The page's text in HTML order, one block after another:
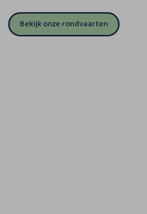
Bekijk onze rondvaarten